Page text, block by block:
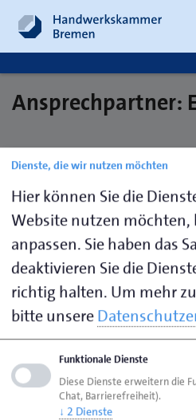
Suche
Ansprechpartner:
Kappel,
Christina
0421 30500-
111
Safari,
Chiara
0421 30500
110
Seite empfehlen
Dienste, die wir nutzen möchten
Hier können Sie die
Website nutzen möchten,
anpassen. Sie haben das
deaktivieren Sie die
richtig halten. Um mehr
bitte unsere
Funktionale Dienste
Diese Dienste erweitern die
Chat, Barrierefreiheit).
↓ 2 Dienste